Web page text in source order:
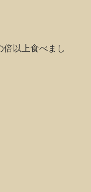
以上食べまし